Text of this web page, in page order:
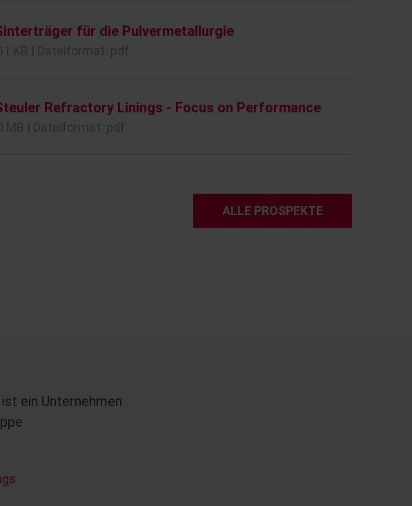
für die Pulvermetallurgie
Refractory Linings - Focus on Performance
ALLE PROSPEKTE
ein Unternehmen